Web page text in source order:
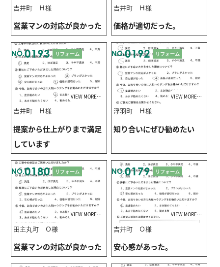
吉井町 Ｈ様
営業マンの対応が良かった
吉井町 Ｈ様
価格が適切だった。
VIEW MORE…
NO.0193 リフォーム
吉井町 Ｈ様
提案から仕上がりまで満足
しています
VIEW MORE…
NO.0192 リフォーム
浮羽町 Ｈ様
知り合いにぜひ勧めたい
VIEW MORE…
NO.0180 リフォーム
田主丸町 Ｏ様
営業マンの対応が良かった
VIEW MORE…
NO.0179 リフォーム
吉井町 Ｏ様
安心感があった。